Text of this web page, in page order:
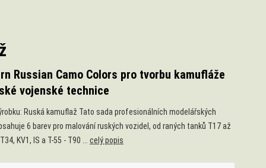
Russian Camo Colors pro tvorbu kamufláže
vojenské technice
Ruská kamuflaž Tato sada profesionálních modelářských
6 barev pro malování ruských vozidel, od raných tanků T17 až
KV1, IS a T-55 - T90 ... celý popis